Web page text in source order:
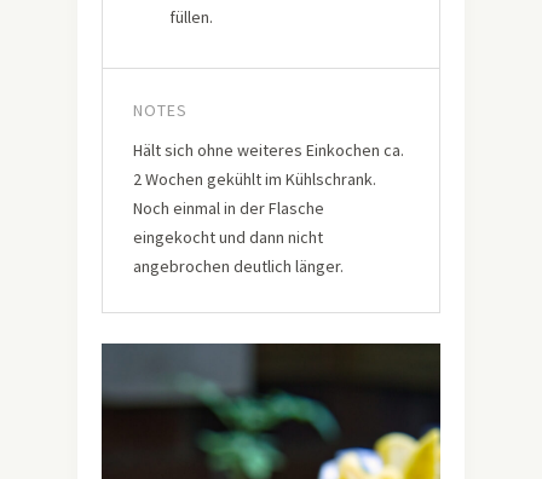
füllen.
NOTES
Hält sich ohne weiteres Einkochen ca.
2 Wochen gekühlt im Kühlschrank.
Noch einmal in der Flasche
eingekocht und dann nicht
angebrochen deutlich länger.